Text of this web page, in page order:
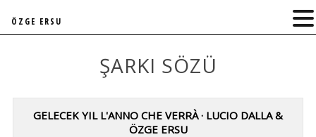
ŞARKI SÖZÜ
GELECEK YIL L'ANNO CHE VERRÀ · LUCIO DALLA &
ÖZGE ERSU
ÖZGE ERSU